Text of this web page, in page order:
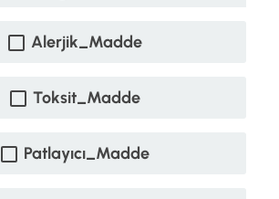
Alerjik_Madde
Toksit_Madde
Patlayıcı_Madde